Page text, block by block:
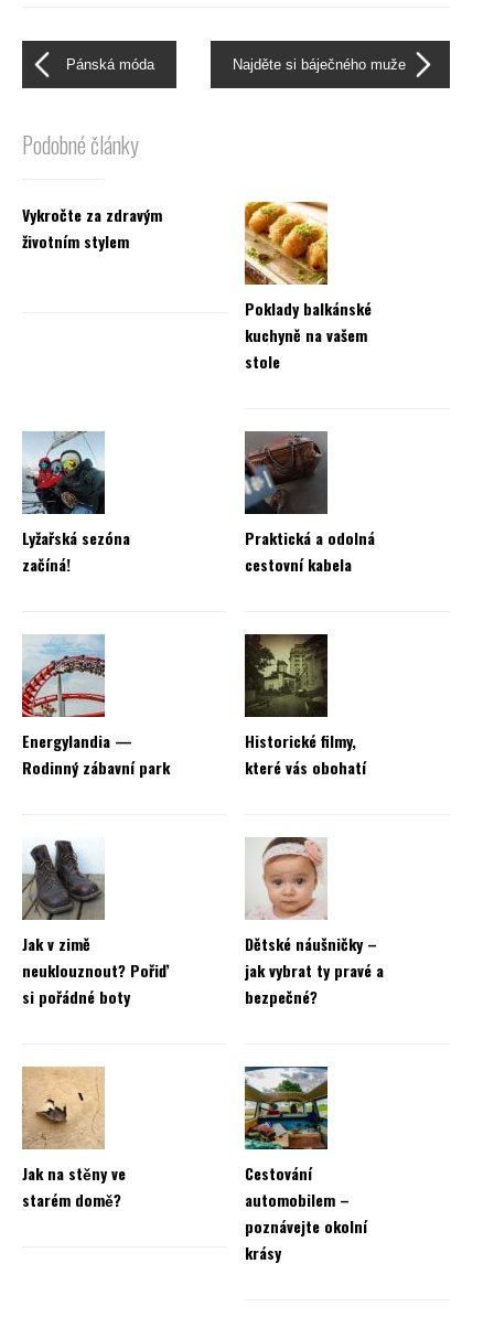
Najděte si báječného muže
Pánská móda
Podobné články
Vykročte za zdravým
životním stylem
Poklady balkánské
kuchyně na vašem
stole
Lyžařská sezóna
začíná!
Praktická a odolná
cestovní kabela
Energylandia —
Rodinný zábavní park
Historické filmy,
které vás obohatí
Jak v zimě
neuklouznout? Pořiď
si pořádné boty
Dětské náušničky –
jak vybrat ty pravé a
bezpečné?
Jak na stěny ve
starém domě?
Cestování
automobilem –
poznávejte okolní
krásy